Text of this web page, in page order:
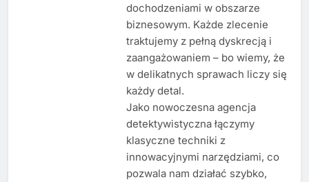
dochodzeniami w obszarze
biznesowym. Każde zlecenie
traktujemy z pełną dyskrecją i
zaangażowaniem – bo wiemy, że
w delikatnych sprawach liczy się
każdy detal.
Jako nowoczesna agencja
detektywistyczna łączymy
klasyczne techniki z
innowacyjnymi narzędziami, co
pozwala nam działać szybko,